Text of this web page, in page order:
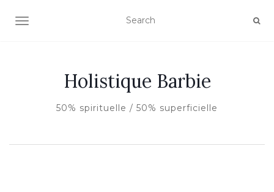
AFFICHER/MASQUER LA NAVIGATION
Holistique Barbie
50% spirituelle / 50% superficielle